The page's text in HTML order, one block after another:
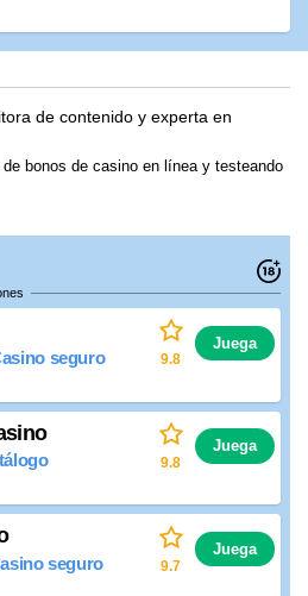
de contenido y experta en
bonos de casino en línea y testeando
seguro 9.8
Juega
9.8
Juega
seguro 9.7
Juega